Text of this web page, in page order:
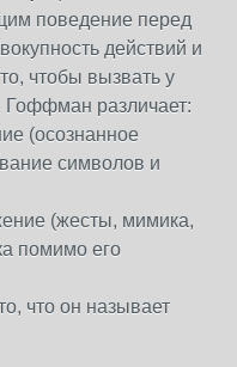
поведение перед
действий и
чтобы вызвать у
Гоффман различает:
(осознанное
символов и
(жесты, мимика,
помимо его
что он называет